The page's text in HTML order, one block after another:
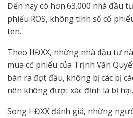
Đến nay có hơn 63.000 nhà đầu
phiếu ROS, không tính số cổ
tên.
Theo HĐXX, những nhà đầu tư
mua cổ phiếu của Trịnh Văn
bán ra đợt đầu, không bị các bị
nên không được xác định là bị hại.
Song HĐXX đánh giá, những